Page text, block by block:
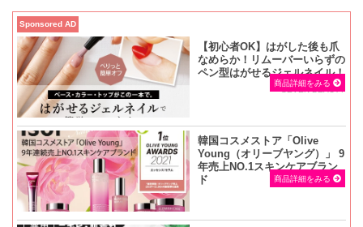
Sponsored AD
【初心者OK】はがした後も爪
なめらか！リムーバーいらずの
ペン型はがせるジェルネイル！
SEVEN BEAUTY
商品詳細をみる
韓国コスメストア「Olive
Young（オリーブヤング）」 9
年売上NO.1スキンケアブラン
ド
商品詳細をみる